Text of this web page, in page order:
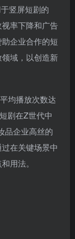
竖屏短剧的
率下降和广告
企业合作的短
域，以创造新
均播放次数达
剧在Z世代中
品企业高丝的
在关键场景中
用法。